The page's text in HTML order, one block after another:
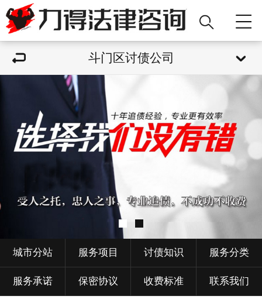
斗门区讨债公司
城市分站 服务项目 讨债知识 服务分类
服务承诺 保密协议 收费标准 联系我们